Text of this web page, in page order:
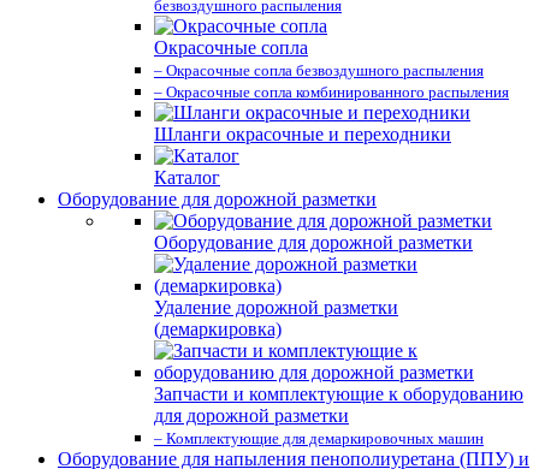
безвоздушного распыления
Окрасочные сопла
– Окрасочные сопла безвоздушного распыления
– Окрасочные сопла комбинированного распыления
Шланги окрасочные и переходники
Каталог
Оборудование для дорожной разметки
Оборудование для дорожной разметки
Удаление дорожной разметки
(демаркировка)
Запчасти и комплектующие к оборудованию
для дорожной разметки
– Комплектующие для демаркировочных машин
Оборудование для напыления пенополиуретана (ППУ) и